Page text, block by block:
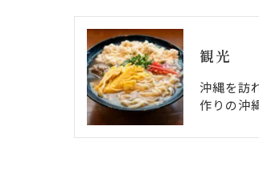
観光
沖縄を訪
作りの沖